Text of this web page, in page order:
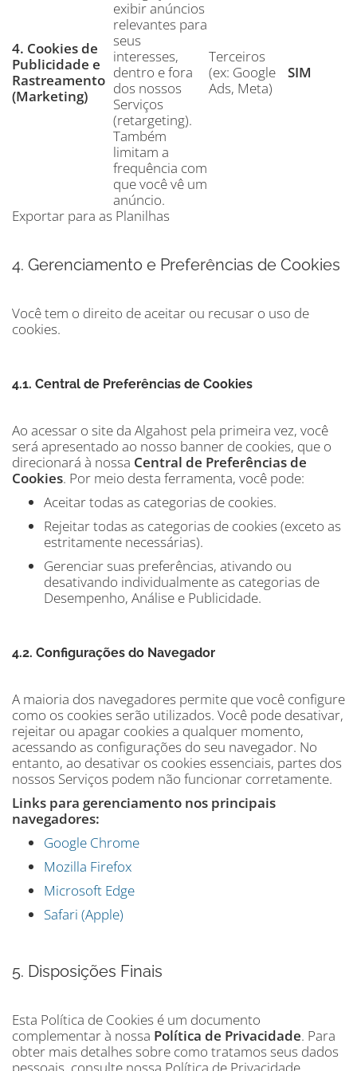
4. Cookies de
Publicidade e
Rastreamento
(Marketing)
exibir anúncios
relevantes para
seus
interesses,
dentro e fora
dos nossos
Serviços
(retargeting).
Também
limitam a
frequência com
que você vê um
anúncio.
Terceiros
(ex: Google
Ads, Meta)
SIM
Exportar para as Planilhas
4. Gerenciamento e Preferências de Cookies
Você tem o direito de aceitar ou recusar o uso de
cookies.
4.1. Central de Preferências de Cookies
Ao acessar o site da Algahost pela primeira vez, você
será apresentado ao nosso banner de cookies, que o
direcionará à nossa Central de Preferências de
Cookies. Por meio desta ferramenta, você pode:
Aceitar todas as categorias de cookies.
Rejeitar todas as categorias de cookies (exceto as
estritamente necessárias).
Gerenciar suas preferências, ativando ou
desativando individualmente as categorias de
Desempenho, Análise e Publicidade.
4.2. Configurações do Navegador
A maioria dos navegadores permite que você configure
como os cookies serão utilizados. Você pode desativar,
rejeitar ou apagar cookies a qualquer momento,
acessando as configurações do seu navegador. No
entanto, ao desativar os cookies essenciais, partes dos
nossos Serviços podem não funcionar corretamente.
Links para gerenciamento nos principais
navegadores:
Google Chrome
Mozilla Firefox
Microsoft Edge
Safari (Apple)
5. Disposições Finais
Esta Política de Cookies é um documento
complementar à nossa Política de Privacidade. Para
obter mais detalhes sobre como tratamos seus dados
pessoais, consulte nossa Política de Privacidade.